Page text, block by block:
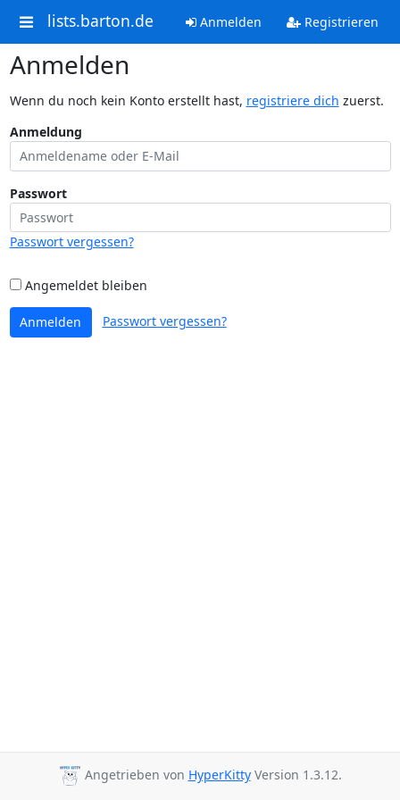
lists.barton.de Anmelden Registrieren
Anmelden
Wenn du noch kein Konto erstellt hast, registriere dich zuerst.
Anmeldung
Passwort
Passwort vergessen?
Angemeldet bleiben
Anmelden Passwort vergessen?
Angetrieben von HyperKittyVersion 1.3.12.